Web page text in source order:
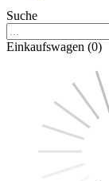
Suche
Einkaufswagen (0)